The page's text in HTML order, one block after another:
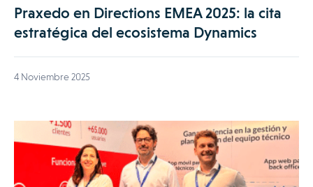
Praxedo en Directions EMEA 2025: la cita
estratégica del ecosistema Dynamics
4 Noviembre 2025